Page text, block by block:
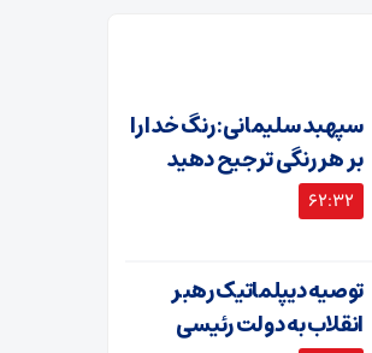
سپهبد سلیمانی: رنگ خدا را
بر هر رنگی ترجیح دهید
62:32
توصیه دیپلماتیک رهبر
انقلاب به دولت رئیسی